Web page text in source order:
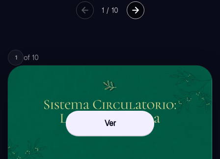
1 / 10
1 of 10
Ver